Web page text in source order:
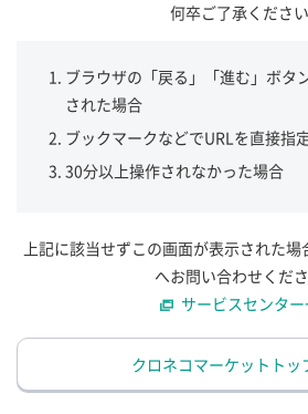
何卒ご了承ください
ブラウザの「戻る」「進む」ボタ
された場合
ブックマークなどでURLを直接指
30分以上操作されなかった場合
上記に該当せずこの画面が表示された
へお問い合わせくださ
サービスセンタ
クロネコマーケットトッ